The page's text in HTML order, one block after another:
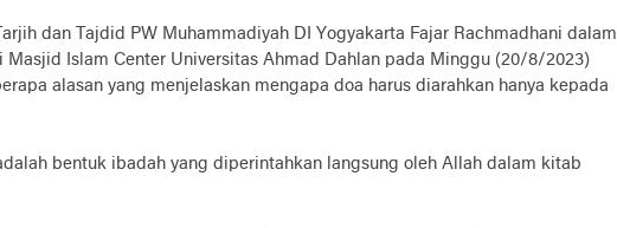
dan Tajdid PW Muhammadiyah DI Yogyakarta Fajar Rachmadhani dalam
Masjid Islam Center Universitas Ahmad Dahlan pada Minggu (20/8/2023)
alasan yang menjelaskan mengapa doa harus diarahkan hanya kepada
bentuk ibadah yang diperintahkan langsung oleh Allah dalam kitab